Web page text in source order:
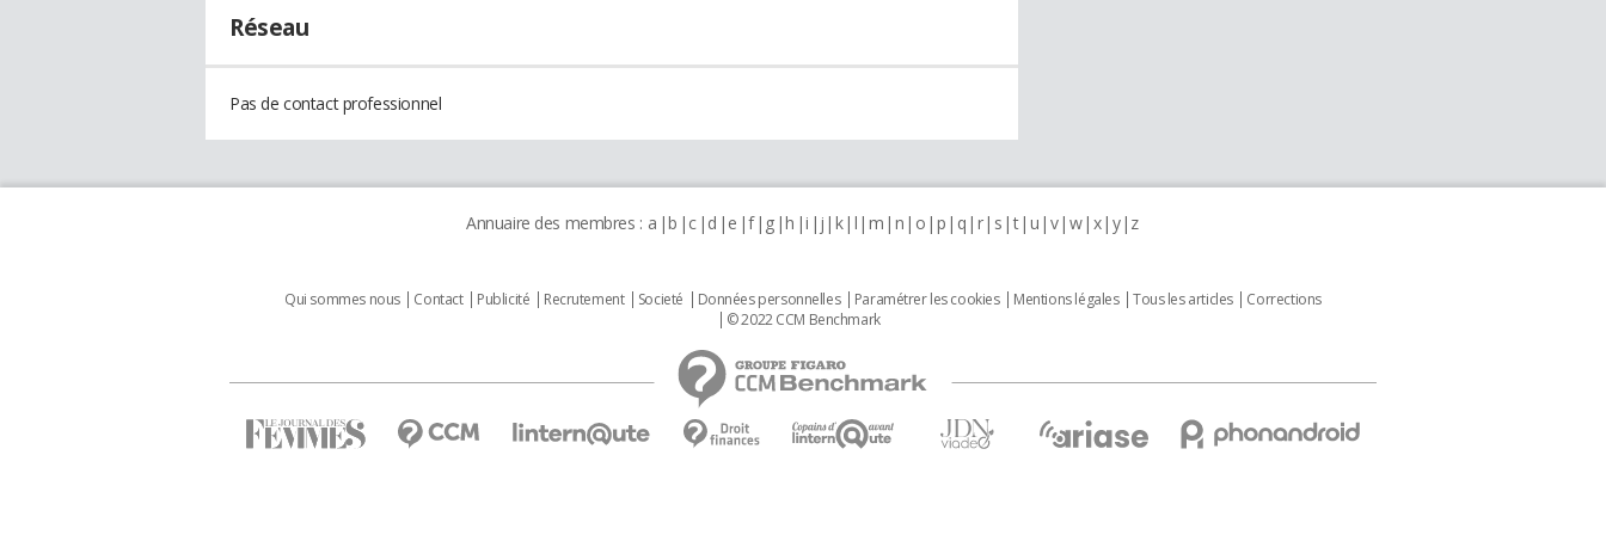
Réseau
Pas de contact professionnel
Annuaire des membres : a b c d e f g h i j k l m n o p q r s t u v w x y z
Qui sommes nous Contact Publicité Recrutement Societé Données personnelles Paramétrer les cookies Mentions légales Tous les articles
Corrections
© 2022 CCM Benchmark